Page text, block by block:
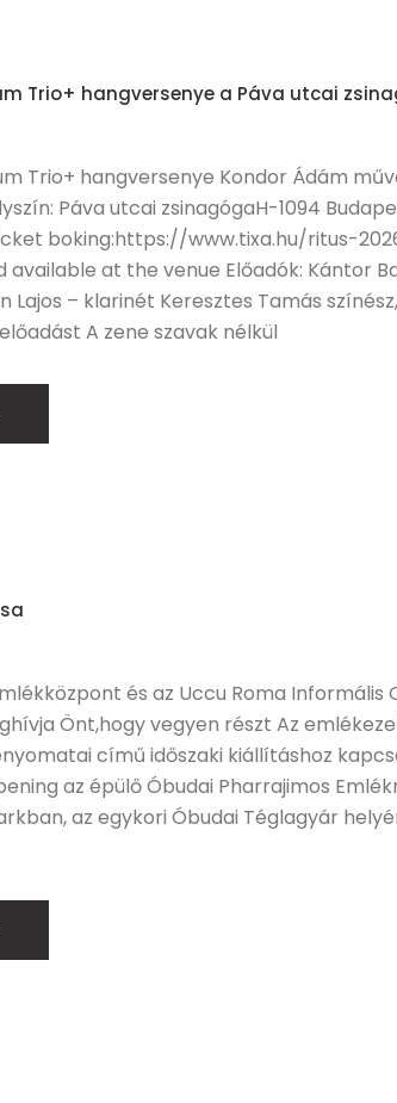
Trio+ hangversenye a Páva utcai
Trio+ hangversenye Kondor Ádám
Páva utcai zsinagógaH-1094
boking:https://www.tixa.hu/ritus-
at the venue Előadók: Kántor
Lajos – klarinét Keresztes Tamás
A zene szavak nélkül
és az Uccu Roma
Önt,hogy vegyen részt Az
című időszaki kiállításhoz
az épülő Óbudai Pharrajimos
az egykori Óbudai Téglagyár